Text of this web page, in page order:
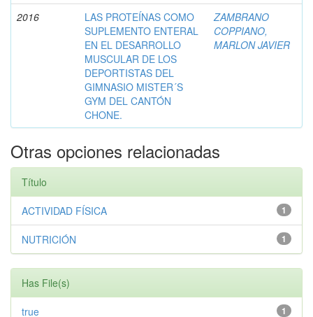
2016
LAS PROTEÍNAS COMO
SUPLEMENTO ENTERAL
EN EL DESARROLLO
MUSCULAR DE LOS
DEPORTISTAS DEL
GIMNASIO MISTER´S
GYM DEL CANTÓN
CHONE.
ZAMBRANO
COPPIANO,
MARLON JAVIER
Otras opciones relacionadas
Título
1
ACTIVIDAD FÍSICA
1
NUTRICIÓN
Has File(s)
1
true